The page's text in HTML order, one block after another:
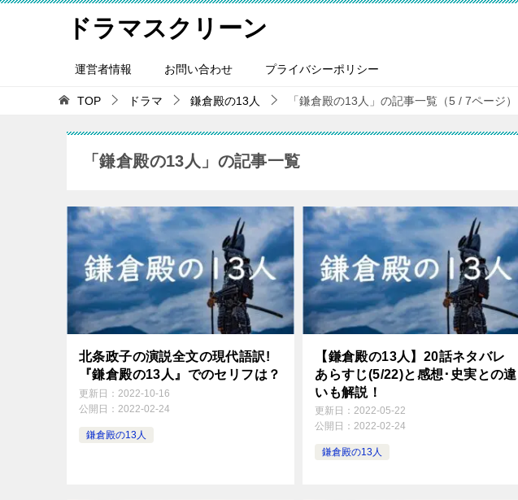
ドラマスクリーン
運営者情報 お問い合わせ プライバシーポリシー
TOP ドラマ 鎌倉殿の13人 「鎌倉殿の13人」の記事一覧（5 / 7ページ）
「鎌倉殿の13人」の記事一覧
北条政子の演説全文の現代語訳!
『鎌倉殿の13人』でのセリフは？
更新日： 2022-10-16
公開日： 2022-02-24
鎌倉殿の13人
【鎌倉殿の13人】20話ネタバレ
あらすじ(5/22)と感想･史実との違
いも解説！
更新日：2022-05-22
公開日：2022-02-24
鎌倉殿の13人